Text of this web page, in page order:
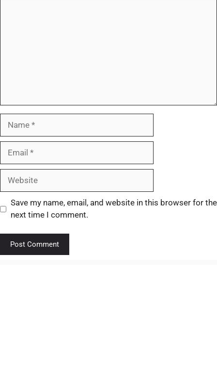
Save my name, email, and website in this browser for the
next time I comment.